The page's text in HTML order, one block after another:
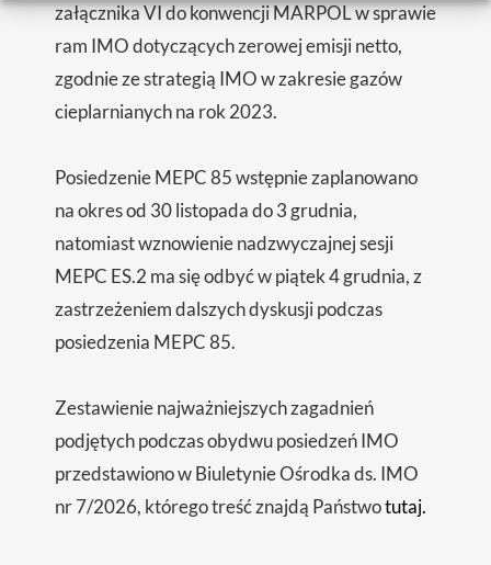
załącznika VI do konwencji MARPOL w sprawie
ram IMO dotyczących zerowej emisji netto,
zgodnie ze strategią IMO w zakresie gazów
cieplarnianych na rok 2023.
Posiedzenie MEPC 85 wstępnie zaplanowano
na okres od 30 listopada do 3 grudnia,
natomiast wznowienie nadzwyczajnej sesji
MEPC ES.2 ma się odbyć w piątek 4 grudnia, z
zastrzeżeniem dalszych dyskusji podczas
posiedzenia MEPC 85.
Zestawienie najważniejszych zagadnień
podjętych podczas obydwu posiedzeń IMO
przedstawiono w Biuletynie Ośrodka ds. IMO
nr 7/2026, którego treść znajdą Państwotutaj.